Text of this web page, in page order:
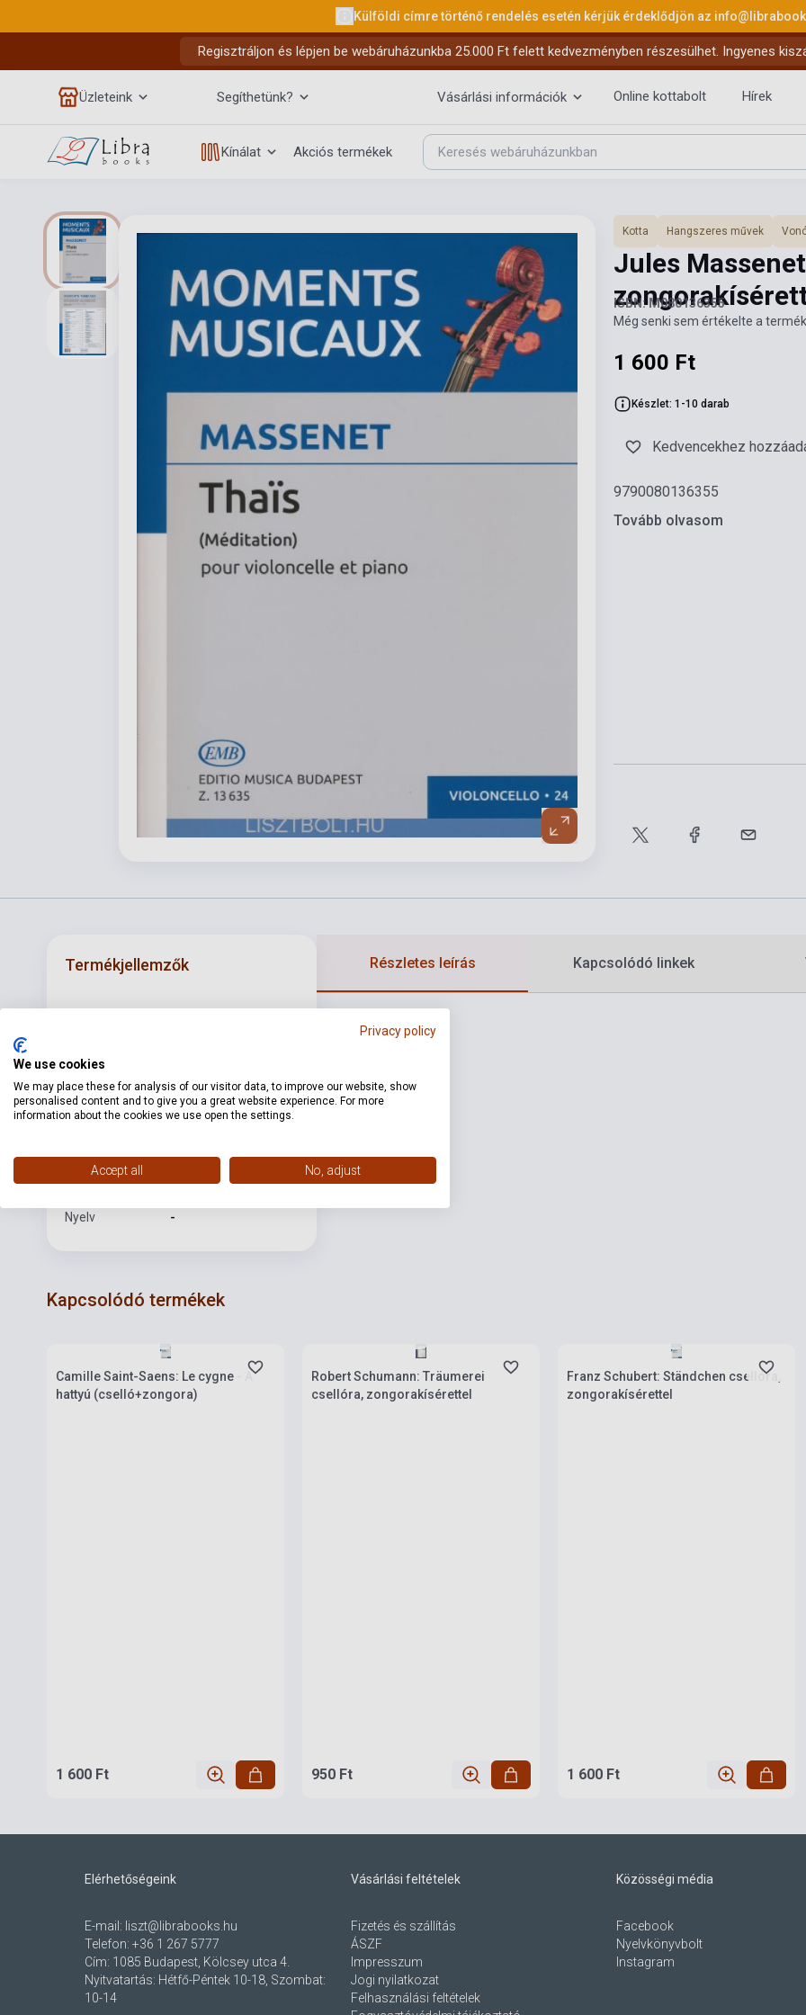
Külföldi címre történő rendelés esetén kérjük érdeklődjön az
Regisztráljon és lépjen be webáruházunkba 25.000 Ft felett kedvezményben részesülhet. Ingyenes
Üzleteink Segíthetünk? Vásárlási információk Online kottabolt Hírek
Kínálat Akciós termékek
Kotta Hangszeres művek
Jules
ISBN: M080136355
Még senki sem értékelte a
1 600 Ft
Készlet: 1-10 darab
Kedvencekhez
9790080136355
Tovább olvasom
Termékjellemzők
Szerző
Kötés Puhakötés
Kiadó EMB
Formátum Kotta
Nyelv -
Részletes leírás Kapcsolódó linkek
Kapcsolódó termékek
Camille Saint-Saens: Le cygne - A
hattyú (cselló+zongora)
1 600 Ft
Robert Schumann: Träumerei
csellóra, zongorakísérettel
950 Ft
Franz Schubert: Ständchen csellóra,
zongorakísérettel
1 600 Ft
Elérhetőségeink
E-mail: liszt@librabooks.hu
Telefon: +36 1 267 5777
Cím: 1085 Budapest, Kölcsey utca 4.
Nyitvatartás: Hétfő-Péntek 10-18, Szombat:
10-14
Vásárlási feltételek
Fizetés és szállítás
ÁSZF
Impresszum
Jogi nyilatkozat
Felhasználási feltételek
Közösségi média
Facebook
Nyelvkönyvbolt
Instagram
Privacy policy
We use cookies
We may place these for analysis of our visitor data, to improve our website, show
personalised content and to give you a great website experience. For more
information about the cookies we use open the settings.
Accept all No, adjust